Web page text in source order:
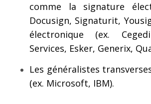
comme la signature
Docusign, Signaturit,
électronique (ex.
Services, Esker, Generix,
Les généralistes
(ex. Microsoft, IBM).